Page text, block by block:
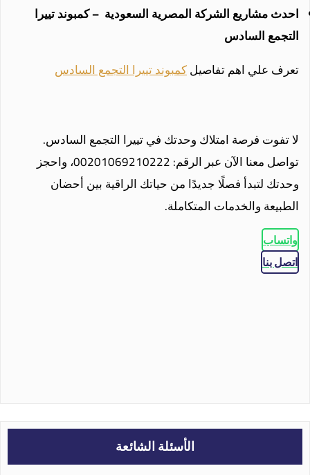
احدث مشاريع الشركة المصرية السعودية – كمبوند تييرا
التجمع السادس
تعرف علي اهم تفاصيلكمبوند تييرا التجمع السادس
لا تفوت فرصة امتلاك وحدتك في تييرا التجمع السادس.
تواصل معنا الآن عبر الرقم: 00201069210222، واحجز
وحدتك لتبدأ فصلًا جديدًا من حياتك الراقية بين أحضان
الطبيعة والخدمات المتكاملة.
واتساب
اتصل بنا
الأسئلة الشائعة